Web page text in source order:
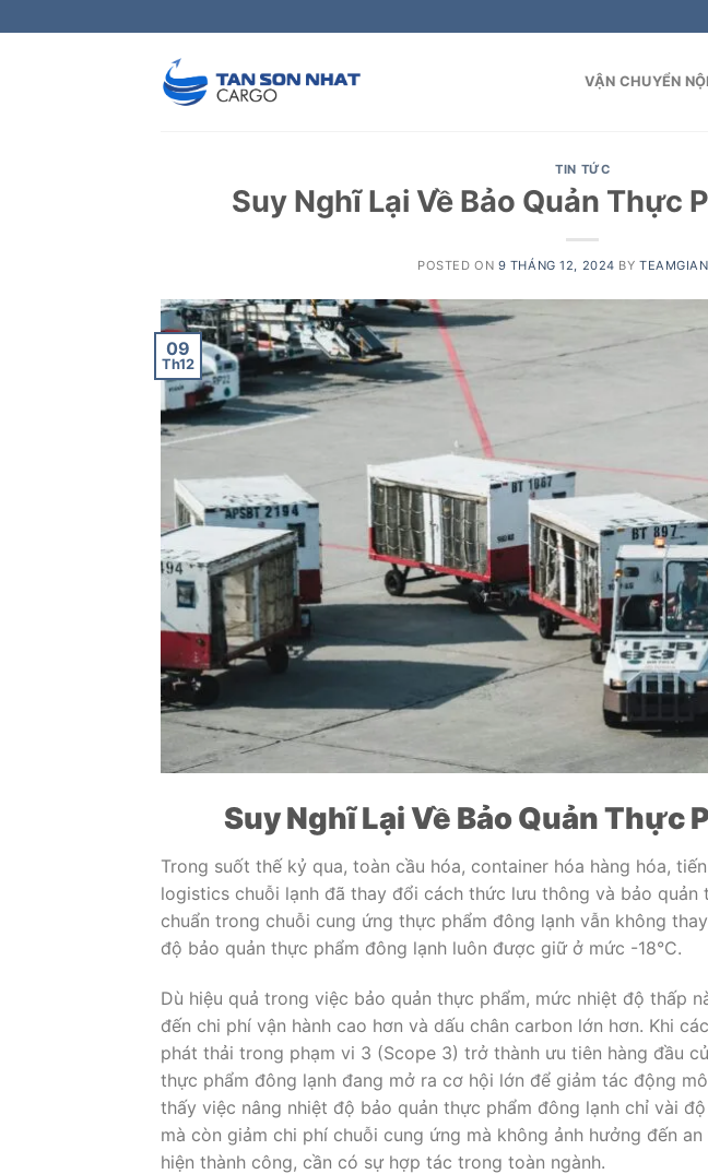
to
VẬN CHUYỂN
TIN TỨC
Suy Nghĩ Lại Về Bảo Quản Thực
POSTED ON 9 THÁNG 12, 2024 BY
09
Th12
Suy Nghĩ Lại Về Bảo Quản Thực
Trong suốt thế kỷ qua, toàn cầu hóa, container hóa hàng hóa,
logistics chuỗi lạnh đã thay đổi cách thức lưu thông và bảo quản
chuẩn trong chuỗi cung ứng thực phẩm đông lạnh vẫn không
độ bảo quản thực phẩm đông lạnh luôn được giữ ở mức -18°C.
Dù hiệu quả trong việc bảo quản thực phẩm, mức nhiệt độ thấp
đến chi phí vận hành cao hơn và dấu chân carbon lớn hơn. Khi
phát thải trong phạm vi 3 (Scope 3) trở thành ưu tiên hàng đầu
thực phẩm đông lạnh đang mở ra cơ hội lớn để giảm tác động
thấy việc nâng nhiệt độ bảo quản thực phẩm đông lạnh chỉ vài
mà còn giảm chi phí chuỗi cung ứng mà không ảnh hưởng đến
hiện thành công, cần có sự hợp tác trong toàn ngành.